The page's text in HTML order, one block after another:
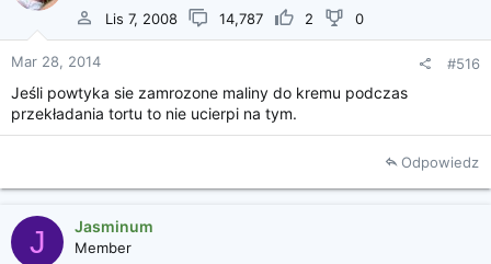
Lis 7, 2008
14,787 2 0
Mar 28, 2014 #516
Jeśli powtyka sie zamrozone maliny do kremu podczas
przekładania tortu to nie ucierpi na tym.
Odpowiedz
J Jasminum
Member